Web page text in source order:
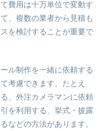
費用は十万単位で変動す
、複数の業者から見積も
を検討することが重要で
ル制作を一緒に依頼する
考慮できます。たとえ
、外注カメラマンに依頼
を利用する、挙式・披露
などの方法があります。